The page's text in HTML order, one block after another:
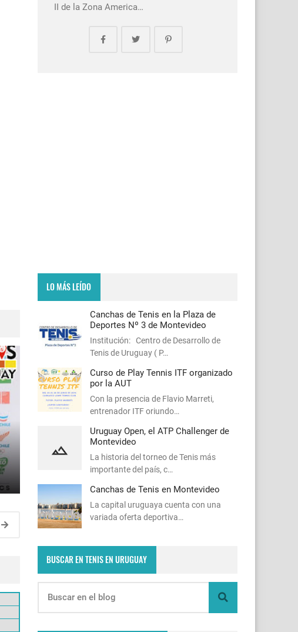
II de la Zona America…
LO MÁS LEÍDO
Canchas de Tenis en la Plaza de
Deportes Nº 3 de Montevideo
Institución: Centro de Desarrollo de
Tenis de Uruguay ( P…
Curso de Play Tennis ITF organizado
por la AUT
Con la presencia de Flavio Marreti,
entrenador ITF oriundo…
Uruguay Open, el ATP Challenger de
Montevideo
La historia del torneo de Tenis más
importante del país, c…
Canchas de Tenis en Montevideo
La capital uruguaya cuenta con una
variada oferta deportiva…
BUSCAR EN TENIS EN URUGUAY